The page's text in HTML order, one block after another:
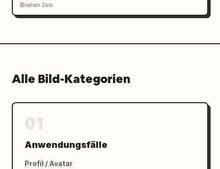
@Jahan Zaib
Alle Bild-Kategorien
Anwendungsfälle
Profil / Avatar